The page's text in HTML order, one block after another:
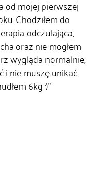
od mojej pierwszej
Chodziłem do
odczulająca,
oraz nie mogłem
wygląda normalnie,
i nie muszę unikać
6kg :)”